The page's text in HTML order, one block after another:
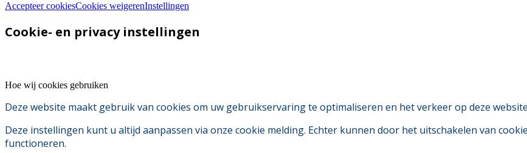
Accepteer cookiesCookies weigerenInstellingen
Cookie- en privacy instellingen
Hoe wij cookies gebruiken
Deze website maakt gebruik van cookies om uw gebruikservaring te optimaliseren en het verkeer op deze
Deze instellingen kunt u altijd aanpassen via onze cookie melding. Echter kunnen door het uitschakelen van
functioneren.